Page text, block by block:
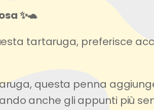
✨🐢
tartaruga, preferisce
questa penna
anche gli appunti più